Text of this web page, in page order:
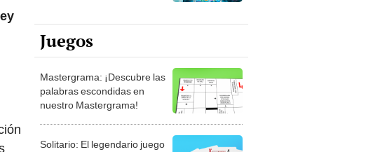
Juegos
Mastergrama: ¡Descubre las
palabras escondidas en
nuestro Mastergrama!
Solitario: El legendario juego